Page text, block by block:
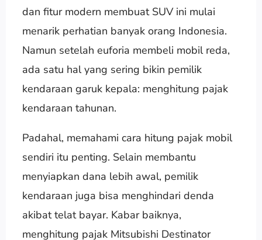
dan fitur modern membuat SUV ini mulai
menarik perhatian banyak orang Indonesia.
Namun setelah euforia membeli mobil reda,
ada satu hal yang sering bikin pemilik
kendaraan garuk kepala: menghitung pajak
kendaraan tahunan.
Padahal, memahami cara hitung pajak mobil
sendiri itu penting. Selain membantu
menyiapkan dana lebih awal, pemilik
kendaraan juga bisa menghindari denda
akibat telat bayar. Kabar baiknya,
menghitung pajak Mitsubishi Destinator